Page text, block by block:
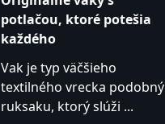
potlačou, ktoré potešia
každého
Vak je typ väčšieho
textilného vrecka podobný
ruksaku, ktorý slúži ...